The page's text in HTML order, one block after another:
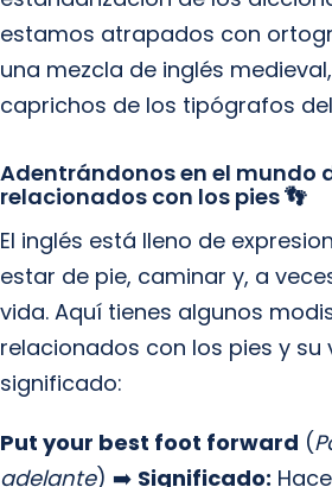
estamos atrapados con
una mezcla de inglés
caprichos de los tipógrafos del
Adentrándonos en el mundo
relacionados con los pies 👣
El inglés está lleno de
estar de pie, caminar y, a
vida. Aquí tienes algunos
relacionados con los pies y su
significado:
Put your best foot forward (
adelante) ➡️ Significado: